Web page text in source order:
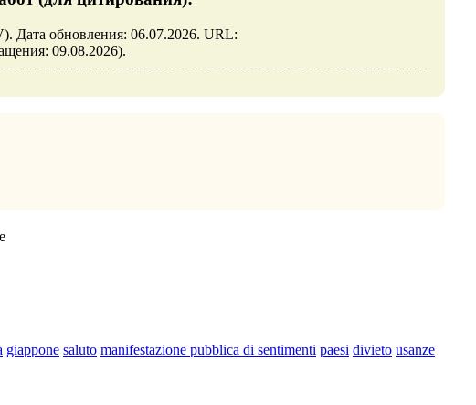
Дата обновления: 06.07.2026. URL:
09.08.2026).
giappone saluto manifestazione pubblica di sentimenti paesi divieto usanze